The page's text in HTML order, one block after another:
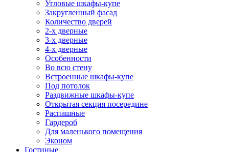
Угловые шкафы-купе
Закругленный фасад
Количество дверей
2-х дверные
3-х дверные
4-х дверные
Особенности
Во всю стену
Встроенные шкафы-купе
Под потолок
Раздвижные шкафы-купе
Открытая секция посередине
Распашные
Гардероб
Для маленького помещения
Эконом
Гостиные